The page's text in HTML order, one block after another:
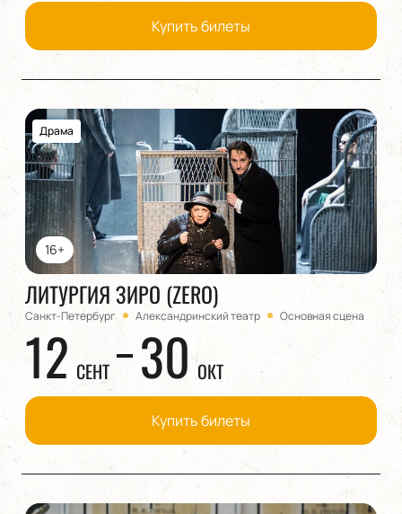
Купить билеты
16+
Драма
ЛИТУРГИЯ ЗИРО (ZERO)
Санкт-Петербург Александринский театр Основная сцена
12 СЕНТ 30 ОКТ
Купить билеты